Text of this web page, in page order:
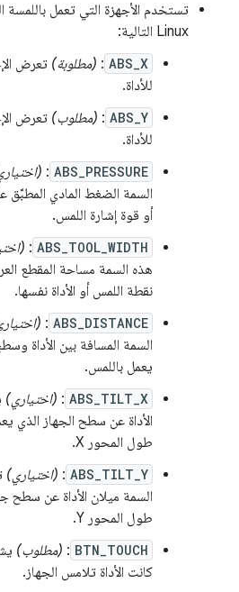
تستخدم الأجهزة التي تعمل باللمسة
Linux التالية:
ABS_X
: (مطلوبة)
للأداة.
ABS_Y
: (مطلوب)
للأداة.
ABS_PRESSURE
:
السمة الضغط المادي المطبَّق
أو قوة إشارة اللمس.
ABS_TOOL_WIDTH
:
هذه السمة مساحة المقطع
نقطة اللمس أو الأداة نفسها.
ABS_DISTANCE
:
السمة المسافة بين الأداة
يعمل باللمس.
ABS_TILT_X
: (اختياري)
الأداة عن سطح الجهاز الذي
طول المحور X.
ABS_TILT_Y
: (اختياري)
السمة ميلان الأداة عن سطح
طول المحور Y.
BTN_TOUCH
: (مطلوب)
كانت الأداة تلامس الجهاز.